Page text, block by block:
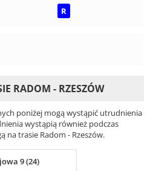
R
RADOM - RZESZÓW
poniżej mogą wystąpić utrudnienia
wystąpią również podczas
na trasie Radom - Rzeszów.
9 (24)